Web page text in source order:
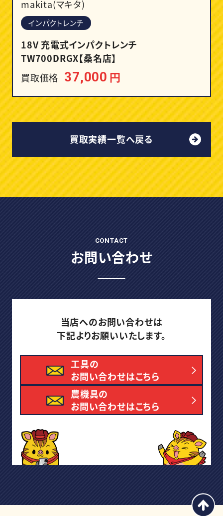
makita(マキタ)
インパクトレンチ
18V 充電式インパクトレンチ
TW700DRGX【桑名店】
買取価格 37,000 円
買取実績一覧へ戻る
CONTACT
お問い合わせ
当店へのお問い合わせは
下記よりお願いいたします。
工具の
お問い合わせはこちら
農機具の
お問い合わせはこちら